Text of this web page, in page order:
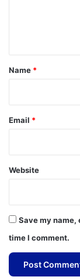
*
Name *
Email *
Website
Save my name,
time I comment.